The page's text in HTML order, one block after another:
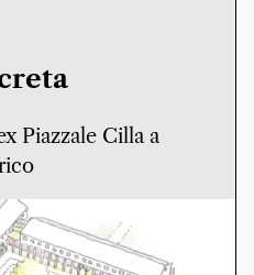
Piazzale Cilla a